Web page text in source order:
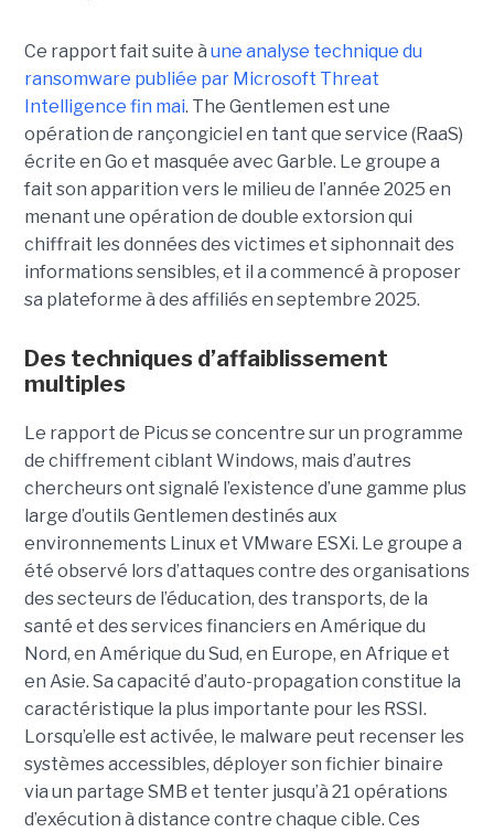
Ce rapport fait suite à une analyse technique du
ransomware publiée par Microsoft Threat
Intelligence fin mai. The Gentlemen est une
opération de rançongiciel en tant que service (RaaS)
écrite en Go et masquée avec Garble. Le groupe a
fait son apparition vers le milieu de l’année 2025 en
menant une opération de double extorsion qui
chiffrait les données des victimes et siphonnait des
informations sensibles, et il a commencé à proposer
sa plateforme à des affiliés en septembre 2025.
Des techniques d’affaiblissement
multiples
Le rapport de Picus se concentre sur un programme
de chiffrement ciblant Windows, mais d’autres
chercheurs ont signalé l’existence d’une gamme plus
large d’outils Gentlemen destinés aux
environnements Linux et VMware ESXi. Le groupe a
été observé lors d’attaques contre des organisations
des secteurs de l’éducation, des transports, de la
santé et des services financiers en Amérique du
Nord, en Amérique du Sud, en Europe, en Afrique et
en Asie. Sa capacité d’auto-propagation constitue la
caractéristique la plus importante pour les RSSI.
Lorsqu’elle est activée, le malware peut recenser les
systèmes accessibles, déployer son fichier binaire
via un partage SMB et tenter jusqu’à 21 opérations
d’exécution à distance contre chaque cible. Ces